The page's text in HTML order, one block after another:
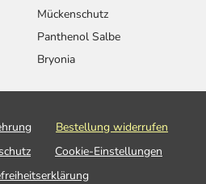
die bei mindestens
Patienten auftreten.
mit Flüssigkeit (z.B. 1 Glas
Mückenschutz
Panthenol Salbe
Bryonia
Bestellung widerrufen
Cookie-Einstellungen